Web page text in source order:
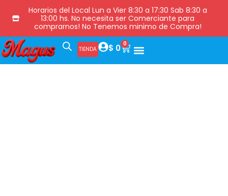
Horarios del Local Lun a Vier 8:30 a 17:30 Sab 8:30 a
13:00 hs. No necesita ser Comerciante para
comprarnos! No Tenemos minimo de Compra!
TIENDA $ 0 0